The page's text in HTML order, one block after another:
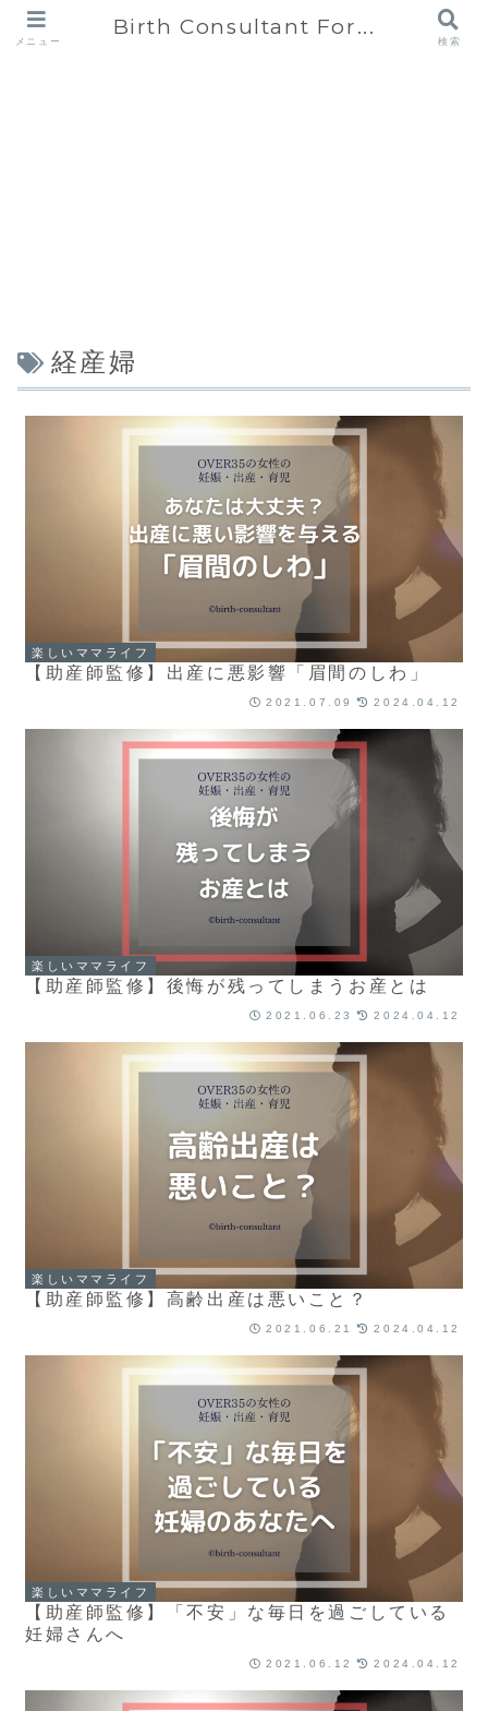
経産婦
楽しいママライフ
【助産師監修】出産に悪影響「眉間のしわ」
2021.07.09 2024.04.12
楽しいママライフ
【助産師監修】後悔が残ってしまうお産とは
2021.06.23 2024.04.12
楽しいママライフ
【助産師監修】高齢出産は悪いこと？
2021.06.21 2024.04.12
楽しいママライフ
【助産師監修】「不安」な毎日を過ごしている
妊婦さんへ
2021.06.12 2024.04.12
メニュー
Birth Consultant For...
検索